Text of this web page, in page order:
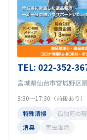
TEL: 022-352-
宮城県仙台市宮城野区
8:30～17:30（前後あり）
特殊清掃
孤独死の
消臭
害虫駆除